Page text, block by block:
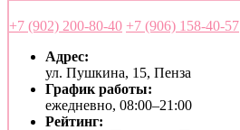
+7 (902) 200-80-40 +7 (906) 158-40-57
Адрес:
ул. Пушкина, 15, Пенза
График работы:
ежедневно, 08:00–21:00
Рейтинг: